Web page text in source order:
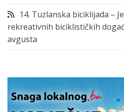
14. Tuzlanska biciklijada –
rekreativnih biciklističkih
avgusta